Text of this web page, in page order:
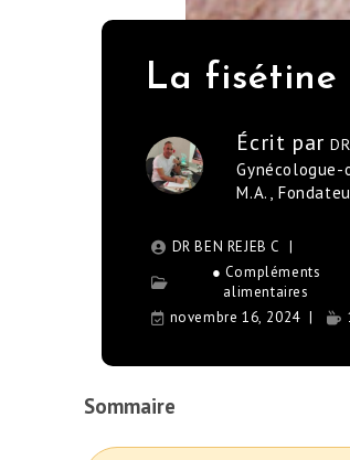
La fisétine
Écrit par
M.A.,
DR BEN REJEB C
● Compléments
alimentaires
novembre 16, 2024
Sommaire